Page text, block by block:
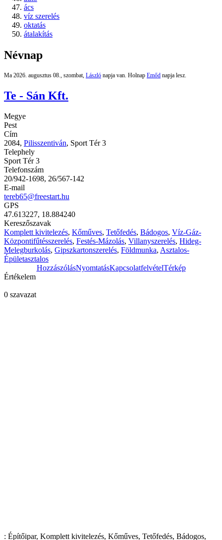
ács
víz szerelés
oktatás
átalakítás
Névnap
Ma 2026. augusztus 08., szombat, László napja van. Holnap Emőd napja lesz.
Te - Sán Kft.
Megye
Pest
Cím
2084, Pilisszentiván, Sport Tér 3
Telephely
Sport Tér 3
Telefonszám
20/942-1698, 26/567-142
E-mail
tereb65@freestart.hu
GPS
47.613227, 18.884240
Kereszőszavak
Komplett kivitelezés, Kőműves, Tetőfedés, Bádogos, Víz-Gáz-
Központifűtésszerelés, Festés-Mázolás, Villanyszerelés, Hideg-
Melegburkolás, Gipszkartonszerelés, Földmunka, Asztalos-
Épületasztalos
HozzászólásNyomtatásKapcsolatfelvételTérkép
Értékelem
0 szavazat
: Építőipar, Komplett kivitelezés, Kőműves, Tetőfedés, Bádogos,